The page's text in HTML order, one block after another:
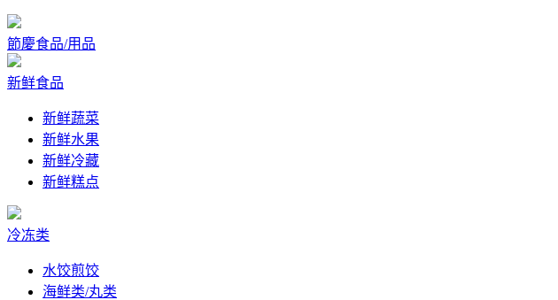
節慶食品/用品
新鲜食品
新鲜蔬菜
新鲜水果
新鲜冷藏
新鲜糕点
冷冻类
水饺煎饺
海鲜类/丸类